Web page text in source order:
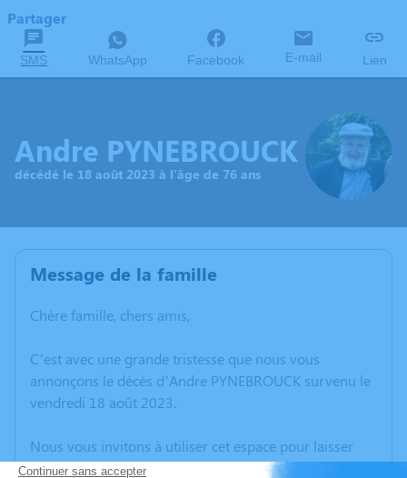
Partager
SMS WhatsApp Facebook E-mail Lien
Andre PYNEBROUCK
décédé le 18 août 2023 à l'âge de 76 ans
Message de la famille
Chère famille, chers amis,
C’est avec une grande tristesse que nous vous
annonçons le décès d’Andre PYNEBROUCK survenu le
vendredi 18 août 2023.
Nous vous invitons à utiliser cet espace pour laisser
vos condoléances, partager des photos souvenirs, une